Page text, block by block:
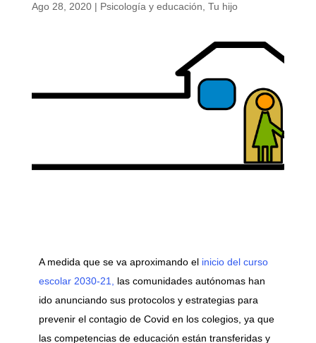
Ago 28, 2020| Psicología y educación Tu hijo
A medida que se va aproximando el inicio del curso
escolar 2030-21, las comunidades autónomas han
ido anunciando sus protocolos y estrategias para
prevenir el contagio de Covid en los colegios, ya que
las competencias de educación están transferidas y